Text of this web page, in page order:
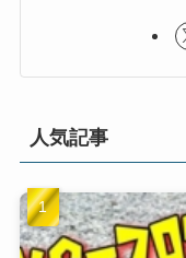
人気記事